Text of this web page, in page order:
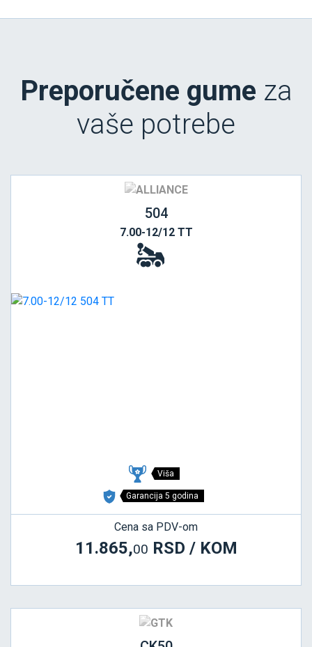
Preporučene gume za
vaše potrebe
504
7.00-12/12 TT
Viša
Garancija 5 godina
Cena sa PDV-om
11.865,00 RSD / KOM